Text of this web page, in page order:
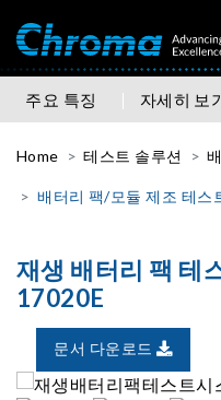
주요 특징 자세히 보
Home 테스트 솔루션
배터리 팩/모듈 제조 테스
재생 배터리 팩 테
17020E
문서 다운로드